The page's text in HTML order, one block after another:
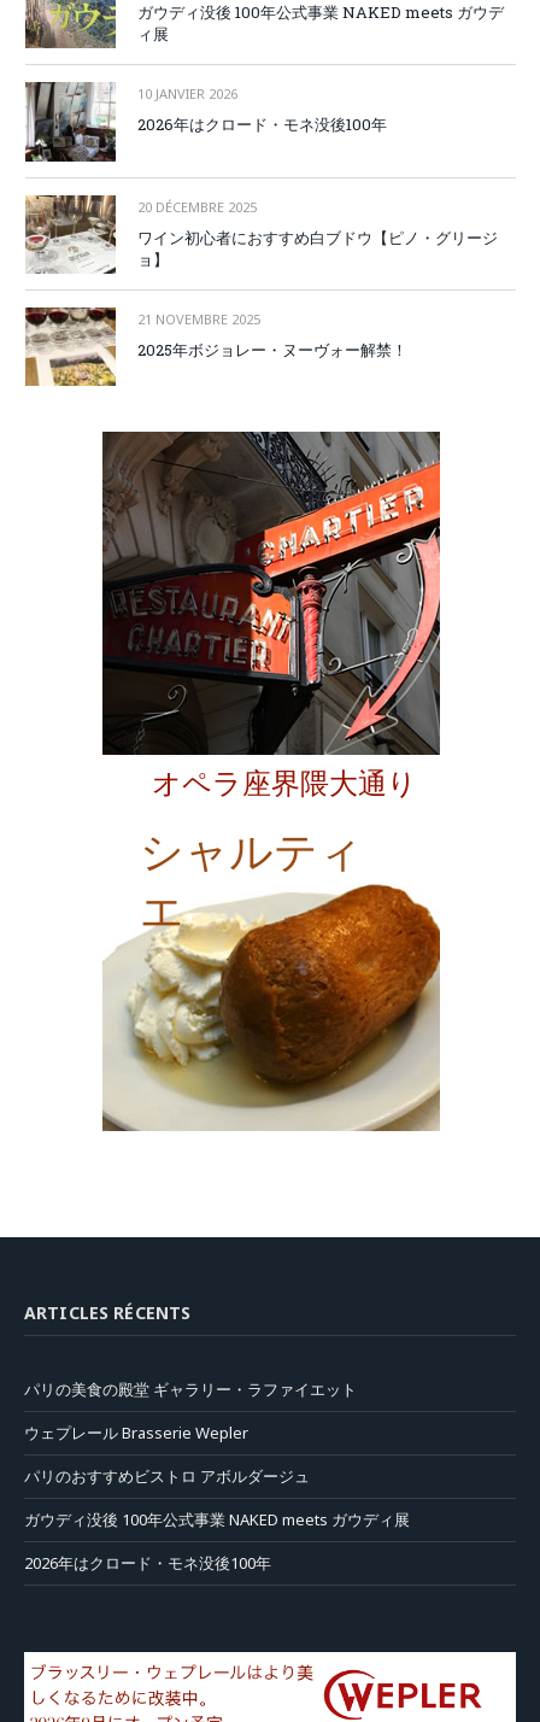
ガウディ没後 100年公式事業 NAKED meets ガウデ
ィ展
10 JANVIER 2026
2026年はクロード・モネ没後100年
20 DÉCEMBRE 2025
ワイン初心者におすすめ白ブドウ【ピノ・グリージ
ョ】
21 NOVEMBRE 2025
2025年ボジョレー・ヌーヴォー解禁！
シャルティ
エ
オペラ座界隈大通り
ARTICLES RÉCENTS
パリの美食の殿堂 ギャラリー・ラファイエット
ウェプレール Brasserie Wepler
パリのおすすめビストロ アボルダージュ
ガウディ没後 100年公式事業 NAKED meets ガウディ展
2026年はクロード・モネ没後100年